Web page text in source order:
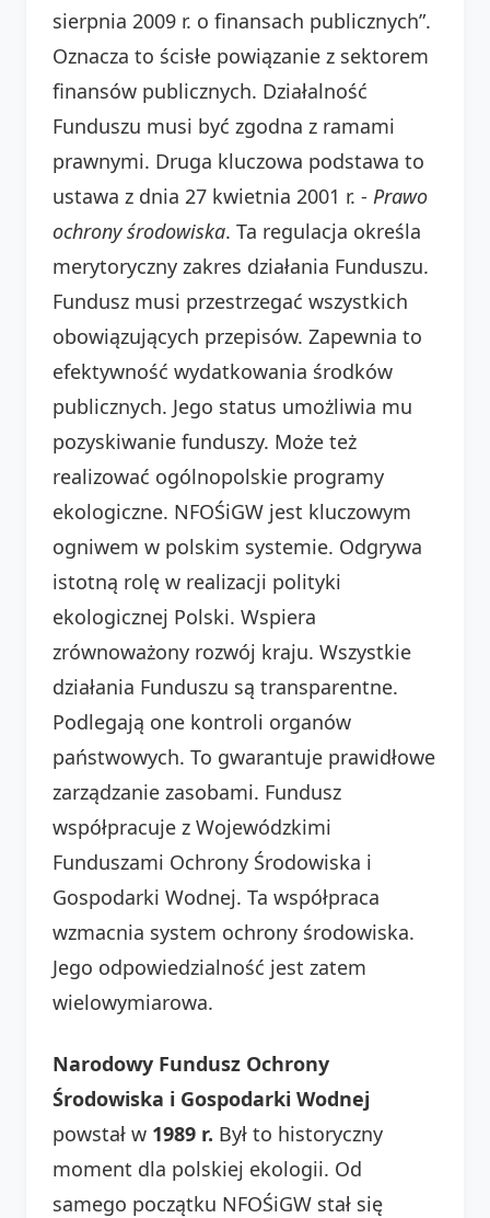
sierpnia 2009 r. o finansach publicznych”.
Oznacza to ścisłe powiązanie z sektorem
finansów publicznych. Działalność
Funduszu musi być zgodna z ramami
prawnymi. Druga kluczowa podstawa to
ustawa z dnia 27 kwietnia 2001 r. - Prawo
ochrony środowiska. Ta regulacja określa
merytoryczny zakres działania Funduszu.
Fundusz musi przestrzegać wszystkich
obowiązujących przepisów. Zapewnia to
efektywność wydatkowania środków
publicznych. Jego status umożliwia mu
pozyskiwanie funduszy. Może też
realizować ogólnopolskie programy
ekologiczne. NFOŚiGW jest kluczowym
ogniwem w polskim systemie. Odgrywa
istotną rolę w realizacji polityki
ekologicznej Polski. Wspiera
zrównoważony rozwój kraju. Wszystkie
działania Funduszu są transparentne.
Podlegają one kontroli organów
państwowych. To gwarantuje prawidłowe
zarządzanie zasobami. Fundusz
współpracuje z Wojewódzkimi
Funduszami Ochrony Środowiska i
Gospodarki Wodnej. Ta współpraca
wzmacnia system ochrony środowiska.
Jego odpowiedzialność jest zatem
wielowymiarowa.
Narodowy Fundusz Ochrony
Środowiska i Gospodarki Wodnej
powstał w 1989 r. Był to historyczny
moment dla polskiej ekologii. Od
samego początku NFOŚiGW stał się